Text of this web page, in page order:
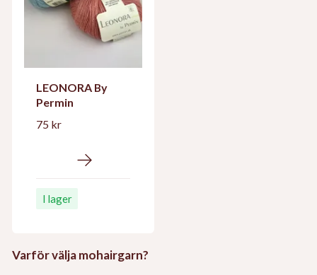
LEONORA By
Permin
75 kr
I lager
Varför välja mohairgarn?